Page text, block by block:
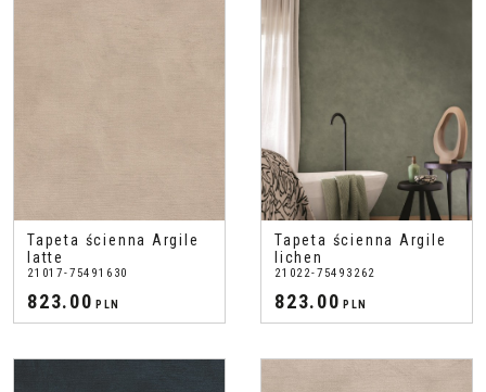
Tapeta ścienna Argile
latte
21017-75491630
823.00 PLN
Tapeta ścienna Argile
lichen
21022-75493262
823.00 PLN